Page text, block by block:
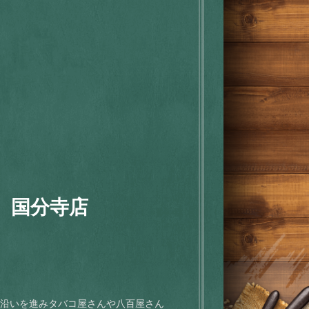
分寺店
いを進みタバコ屋さんや八百屋さん